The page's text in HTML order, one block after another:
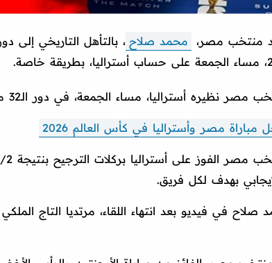
منتخب مصر، محمد صلاح
مصر نظيره أستراليا، مساء الجمعة، في دور الـ32 من بطولة
مباراة مصر وأستراليا في كأس العالم 2026
بهدف لكل فريق.
في فيديو بعد انتهاء اللقاء، مرتديا التاج